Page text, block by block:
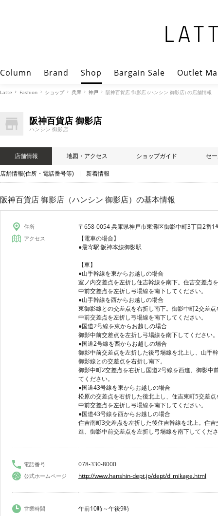
Column Brand Shop Bargain Sale Outlet
Latte Fashion ショップ 兵庫 神戸 阪神百貨店 御影店 (ハンシン 御影店) の店舗情報
阪神百貨店 御影店
ハンシン 御影店
店舗情報 地図・アクセス ショップガイド セ
店舗情報(住所・電話番号等) 新着情報
阪神百貨店 御影店（ハンシン 御影店） の基本情報
住所 〒658-0054 兵庫県神戸市東灘区御影中町3丁目2番1
アクセス
【電車の場合】
●最寄駅:阪神本線御影駅
【車】
●山手幹線を東からお越しの場合
室ノ内交差点を左折し住吉幹線を南下。住吉交差点
中前交差点を左折し弓場線を南下してください。
●山手幹線を西からお越しの場合
東御影線との交差点を右折し南下。御影中町2交差
中前交差点を左折し弓場線を南下してください。
●国道2号線を東からお越しの場合
御影中前交差点を左折し弓場線を南下してください。
●国道2号線を西からお越しの場合
御影中前交差点を左折した後弓場線を北上し、山手
御影線との交差点を右折し南下。
御影中町2交差点を右折し国道2号線を西進、御影中
てください。
●国道43号線を東からお越しの場合
松原の交差点を右折した後北上し、住吉東町5交差
中前交差点を左折し弓場線を南下してください。
●国道43号線を西からお越しの場合
住吉南町3交差点を左折した後住吉幹線を北上。住
進、御影中前交差点を左折し弓場線を南下してくだ
電話番号 078-330-8000
公式ホームページ http://www.hanshin-dept.jp/dept/d_mikage.html
営業時間 午前10時～午後9時